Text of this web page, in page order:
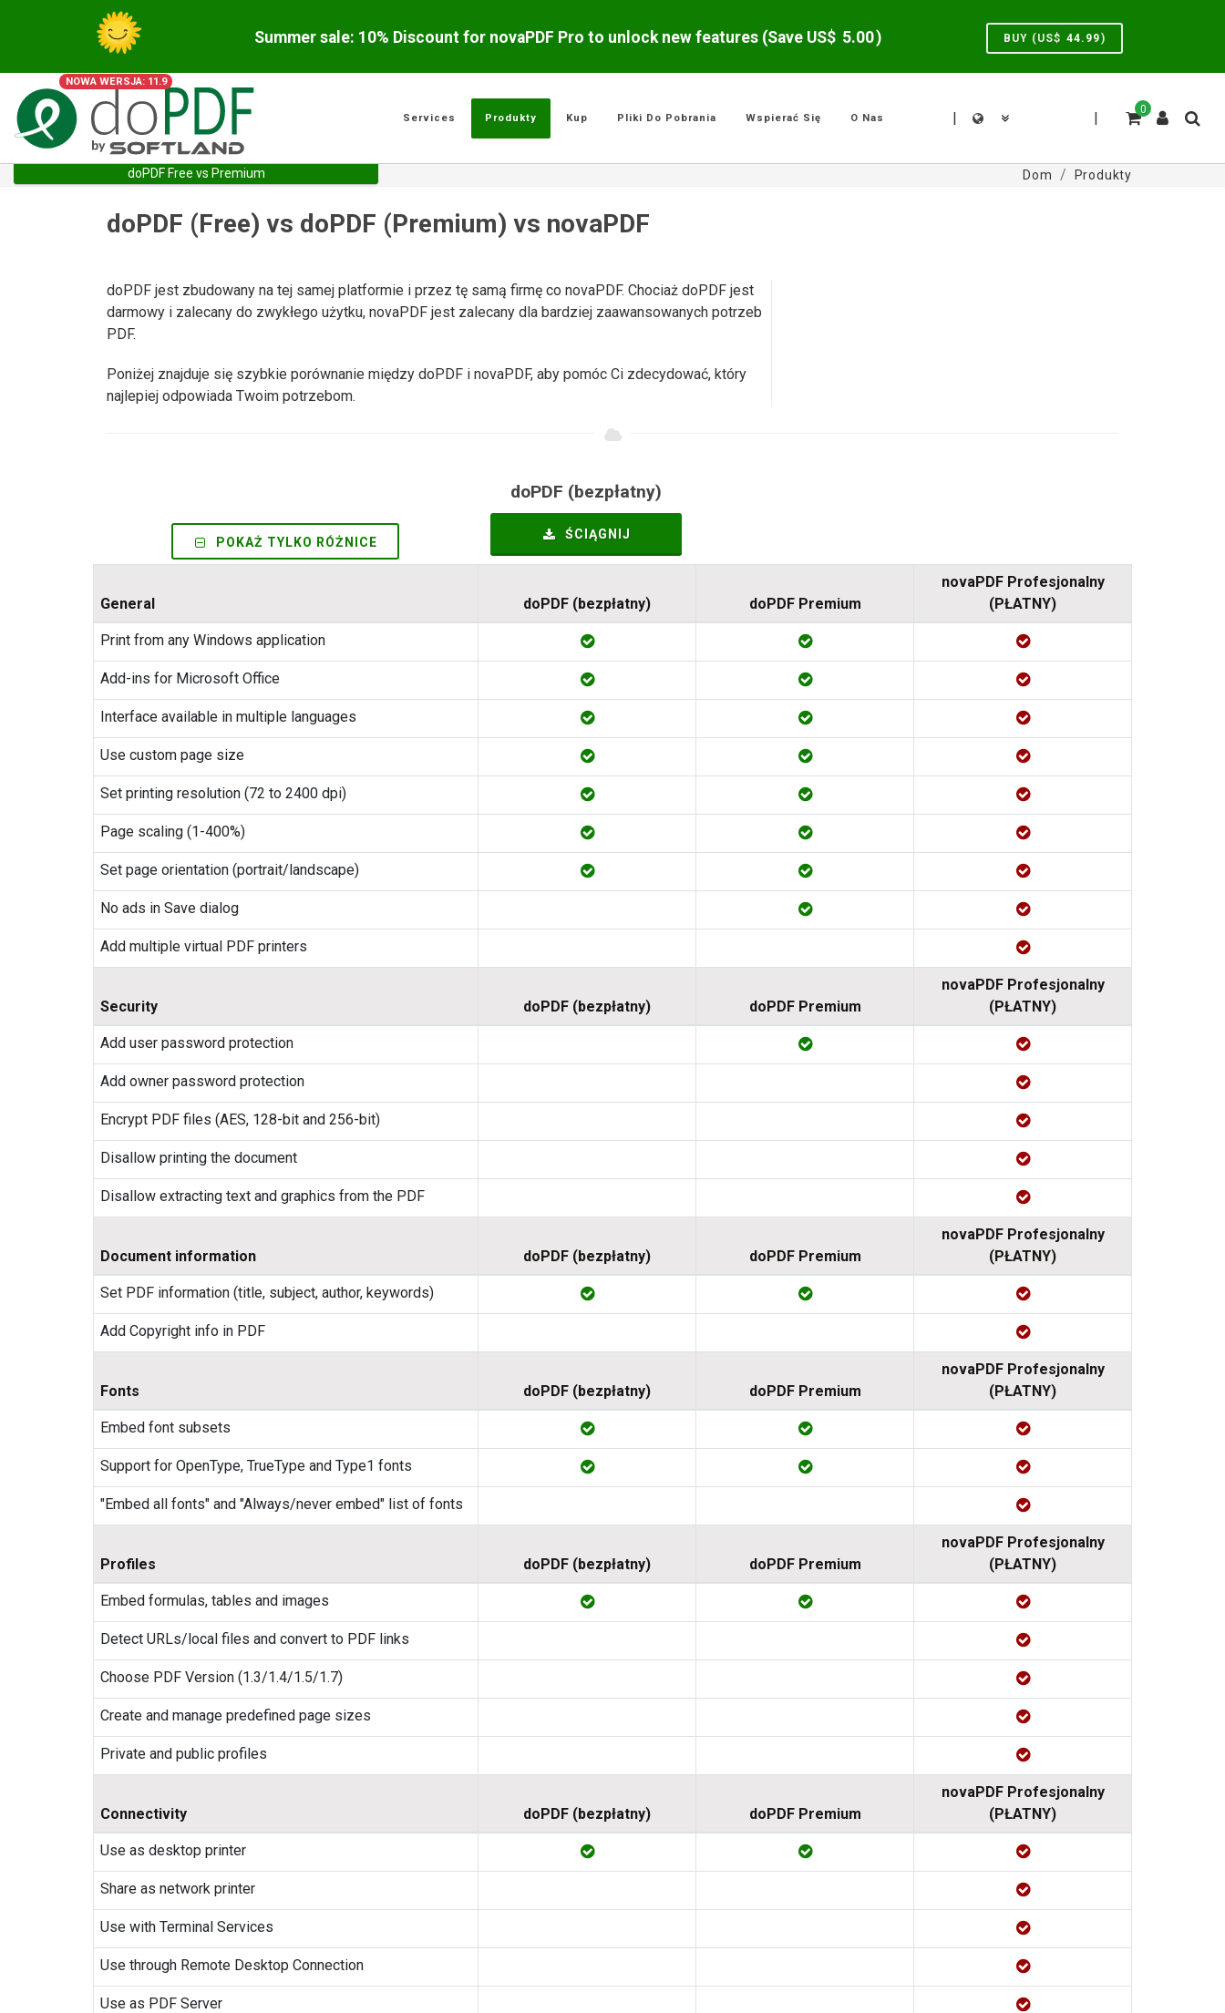
Summer sale: 10% Discount for novaPDF Pro to unlock new features (Save US$ 5.00) BUY (US$ 44.99)
NOWA WERSJA: 11.9
0
|
|
Services Produkty Kup Pliki Do Pobrania Wspierać Się O Nas
doPDF Free vs Premium Dom Produkty
doPDF (Free) vs doPDF (Premium) vs novaPDF
doPDF jest zbudowany na tej samej platformie i przez tę samą firmę co novaPDF. Chociaż doPDF jest
darmowy i zalecany do zwykłego użytku, novaPDF jest zalecany dla bardziej zaawansowanych potrzeb
PDF.
Poniżej znajduje się szybkie porównanie między doPDF i novaPDF, aby pomóc Ci zdecydować, który
najlepiej odpowiada Twoim potrzebom.
POKAŻ TYLKO RÓŻNICE
doPDF (bezpłatny)
ŚCIĄGNIJ
General doPDF (bezpłatny) doPDF Premium
novaPDF Profesjonalny
(PŁATNY)
Print from any Windows application
Add-ins for Microsoft Office
Interface available in multiple languages
Use custom page size
Set printing resolution (72 to 2400 dpi)
Page scaling (1-400%)
Set page orientation (portrait/landscape)
No ads in Save dialog
Add multiple virtual PDF printers
Security doPDF (bezpłatny) doPDF Premium
novaPDF Profesjonalny
(PŁATNY)
Add user password protection
Add owner password protection
Encrypt PDF files (AES, 128-bit and 256-bit)
Disallow printing the document
Disallow extracting text and graphics from the PDF
Document information doPDF (bezpłatny) doPDF Premium
novaPDF Profesjonalny
(PŁATNY)
Set PDF information (title, subject, author, keywords)
Add Copyright info in PDF
Fonts doPDF (bezpłatny) doPDF Premium
novaPDF Profesjonalny
(PŁATNY)
Embed font subsets
Support for OpenType, TrueType and Type1 fonts
"Embed all fonts" and "Always/never embed" list of fonts
Profiles doPDF (bezpłatny) doPDF Premium
novaPDF Profesjonalny
(PŁATNY)
Embed formulas, tables and images
Detect URLs/local files and convert to PDF links
Choose PDF Version (1.3/1.4/1.5/1.7)
Create and manage predefined page sizes
Private and public profiles
Connectivity doPDF (bezpłatny) doPDF Premium
novaPDF Profesjonalny
(PŁATNY)
Use as desktop printer
Share as network printer
Use with Terminal Services
Use through Remote Desktop Connection
Use as PDF Server